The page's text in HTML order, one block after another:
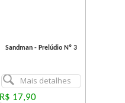
Sandman - Prelúdio Nº 3
Mais detalhes
R$ 17,90